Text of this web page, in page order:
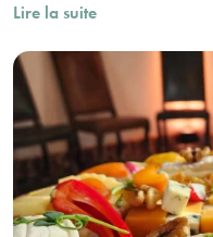
Lire la suite